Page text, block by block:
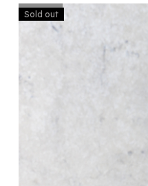
OUTLET
Sold out